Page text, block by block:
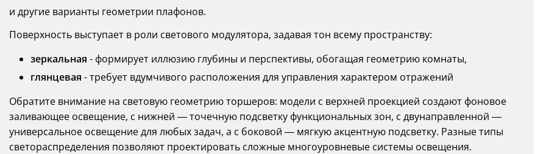
и другие варианты геометрии плафонов.
Поверхность выступает в роли светового модулятора, задавая тон всему пространству:
зеркальная - формирует иллюзию глубины и перспективы, обогащая геометрию комнаты,
глянцевая - требует вдумчивого расположения для управления характером отражений
Обратите внимание на световую геометрию торшеров: модели с верхней проекцией создают фоновое
заливающее освещение, с нижней — точечную подсветку функциональных зон, с двунаправленной —
универсальное освещение для любых задач, а с боковой — мягкую акцентную подсветку. Разные типы
светораспределения позволяют проектировать сложные многоуровневые системы освещения.